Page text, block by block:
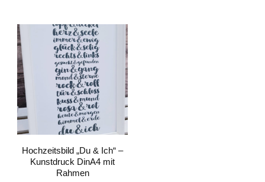
Hochzeitsbild „Du & Ich“ –
Kunstdruck DinA4 mit
Rahmen